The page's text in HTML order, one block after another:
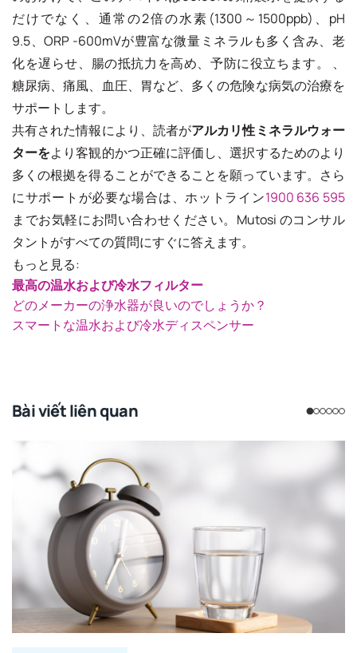
だけでなく、通常の2倍の水素(1300～1500ppb)、pH
9.5、ORP -600mVが豊富な微量ミネラルも多く含み、老
化を遅らせ、腸の抵抗力を高め、予防に役立ちます。 、
糖尿病、痛風、血圧、胃など、多くの危険な病気の治療を
サポートします。
共有された情報により、読者がアルカリ性ミネラルウォー
ターをより客観的かつ正確に評価し、選択するためのより
多くの根拠を得ることができることを願っています。さら
にサポートが必要な場合は、ホットライン1900 636 595
までお気軽にお問い合わせください。Mutosi のコンサル
タントがすべての質問にすぐに答えます。
もっと見る:
最高の温水および冷水フィルター
どのメーカーの浄水器が良いのでしょうか？
スマートな温水および冷水ディスペンサー
Bài viết liên quan